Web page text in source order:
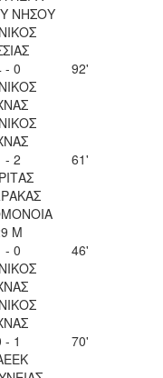
ΝΗΣΟΥ
- 0
92'
- 2
61'
Μ
- 0
46'
- 1
70'